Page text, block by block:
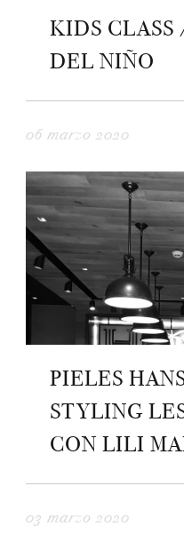
KIDS CLASS
DEL NIÑO
06 marzo 2020
PIELES
STYLING
CON LILI
03 marzo 2020